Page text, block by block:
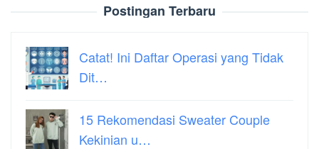
Postingan Terbaru
Catat! Ini Daftar Operasi yang Tidak
Dit…
15 Rekomendasi Sweater Couple
Kekinian u…